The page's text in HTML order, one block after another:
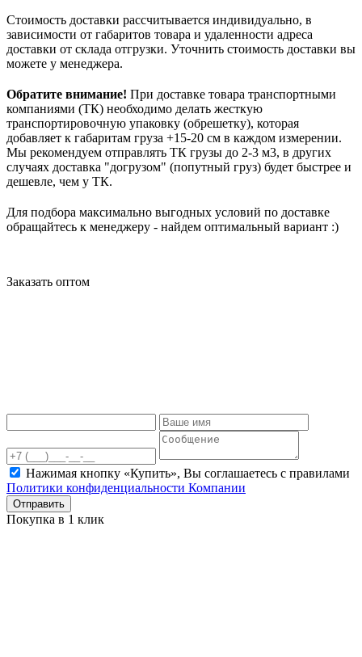
Стоимость доставки рассчитывается индивидуально, в
зависимости от габаритов товара и удаленности адреса
доставки от склада отгрузки. Уточнить стоимость доставки вы
можете у менеджера.
Обратите внимание! При доставке товара транспортными
компаниями (ТК) необходимо делать жесткую
транспортировочную упаковку (обрешетку), которая
добавляет к габаритам груза +15-20 см в каждом измерении.
Мы рекомендуем отправлять ТК грузы до 2-3 м3, в других
случаях доставка "догрузом" (попутный груз) будет быстрее и
дешевле, чем у ТК.
Для подбора максимально выгодных условий по доставке
обращайтесь к менеджеру - найдем оптимальный вариант :)
Заказать оптом
Нажимая кнопку «Купить», Вы соглашаетесь c правилами
Политики конфиденциальности Компании
Отправить
Покупка в 1 клик